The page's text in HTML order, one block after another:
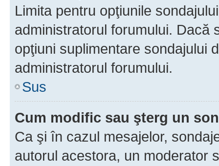
Limita pentru opţiunile
administratorul forumului. Dacă
opţiuni suplimentare sondajului
administratorul forumului.
Sus
Cum modific sau şterg un
Ca şi în cazul mesajelor,
autorul acestora, un moderator